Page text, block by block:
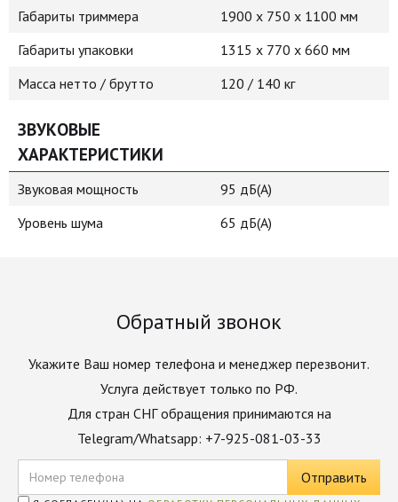
Габариты триммера
1900 х 750 х 1100 мм
Габариты упаковки
1315 х 770 х 660 мм
Масса нетто / брутто
120 / 140 кг
ЗВУКОВЫЕ
ХАРАКТЕРИСТИКИ
Звуковая мощность
95 дБ(А)
Уровень шума
65 дБ(А)
Обратный звонок
Укажите Ваш номер телефона и менеджер перезвонит.
Услуга действует только по РФ.
Для стран СНГ обращения принимаются на
Telegram/Whatsapp: +7-925-081-03-33